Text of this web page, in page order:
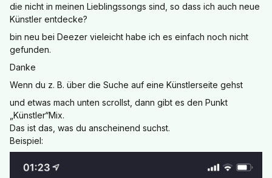
die nicht in meinen Lieblingssongs sind, so dass ich auch neue
Künstler entdecke?
bin neu bei Deezer vieleicht habe ich es einfach noch nicht
gefunden.
Danke
Wenn du z. B. über die Suche auf eine Künstlerseite gehst
und etwas mach unten scrollst, dann gibt es den Punkt
„Künstler“Mix.
Das ist das, was du anscheinend suchst.
Beispiel: